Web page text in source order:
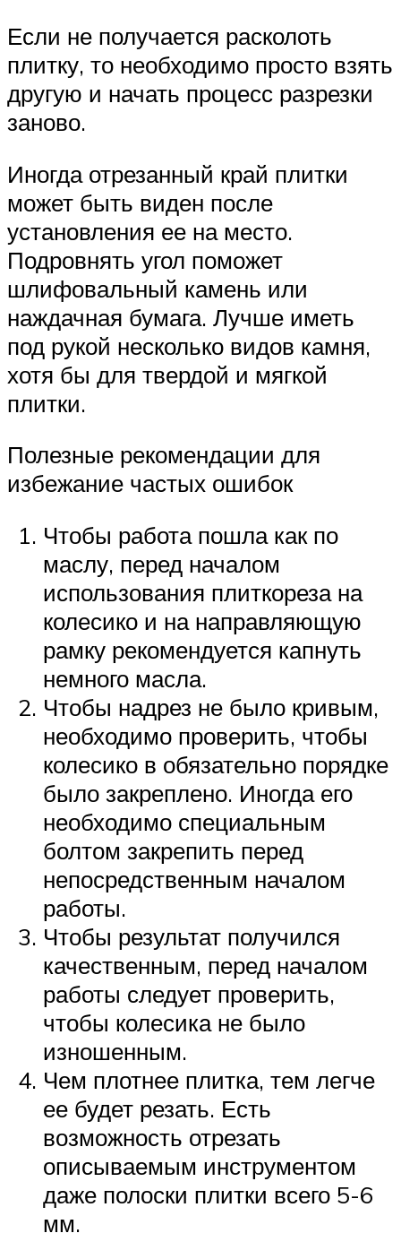
Если не получается расколоть
плитку, то необходимо просто взять
другую и начать процесс разрезки
заново.
Иногда отрезанный край плитки
может быть виден после
установления ее на место.
Подровнять угол поможет
шлифовальный камень или
наждачная бумага. Лучше иметь
под рукой несколько видов камня,
хотя бы для твердой и мягкой
плитки.
Полезные рекомендации для
избежание частых ошибок
Чтобы работа пошла как по
маслу, перед началом
использования плиткореза на
колесико и на направляющую
рамку рекомендуется капнуть
немного масла.
Чтобы надрез не было кривым,
необходимо проверить, чтобы
колесико в обязательно порядке
было закреплено. Иногда его
необходимо специальным
болтом закрепить перед
непосредственным началом
работы.
Чтобы результат получился
качественным, перед началом
работы следует проверить,
чтобы колесика не было
изношенным.
Чем плотнее плитка, тем легче
ее будет резать. Есть
возможность отрезать
описываемым инструментом
даже полоски плитки всего 5-6
мм.